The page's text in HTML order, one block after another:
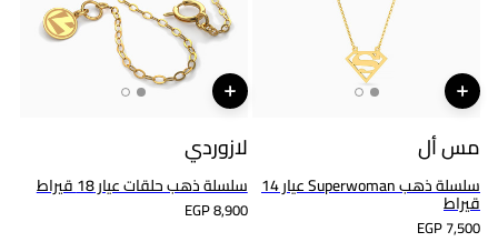
مس أل
سلسلة ذهب Superwoman عيار 14
قيراط
EGP 7,500
لازوردي
سلسلة ذهب حلقات عيار 18 قيراط
EGP 8,900